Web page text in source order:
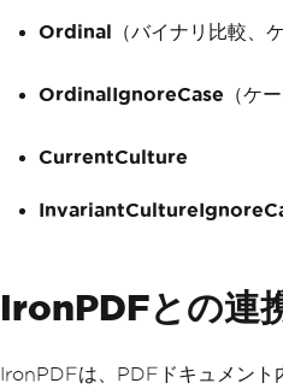
Ordinal （バイナリ比較、
OrdinalIgnoreCase （ケ
CurrentCulture
IronPDFとの連
IronPDFは、PDFドキュメント